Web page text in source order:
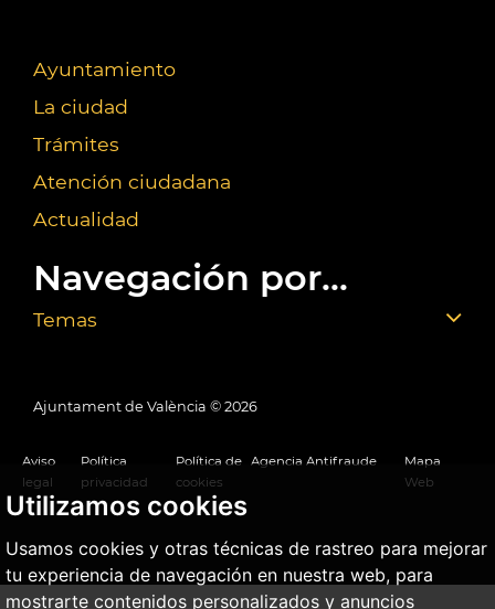
Utilizamos cookies
Usamos cookies y otras técnicas de rastreo para mejorar
tu experiencia de navegación en nuestra web, para
mostrarte contenidos personalizados y anuncios
Ayuntamiento
La ciudad
Trámites
Atención ciudadana
Actualidad
Navegación por...
Temas
Ajuntament de València © 2026
Aviso
legal
Política
privacidad
Política de
cookies
Agencia Antifraude
Mapa
Web